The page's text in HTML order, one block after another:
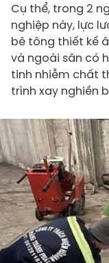
Cụ thể, trong 2
nghiệp này, lực
bê tông thiết kế
và ngoài sân có
tinh nhiễm chất
trình xay nghiền